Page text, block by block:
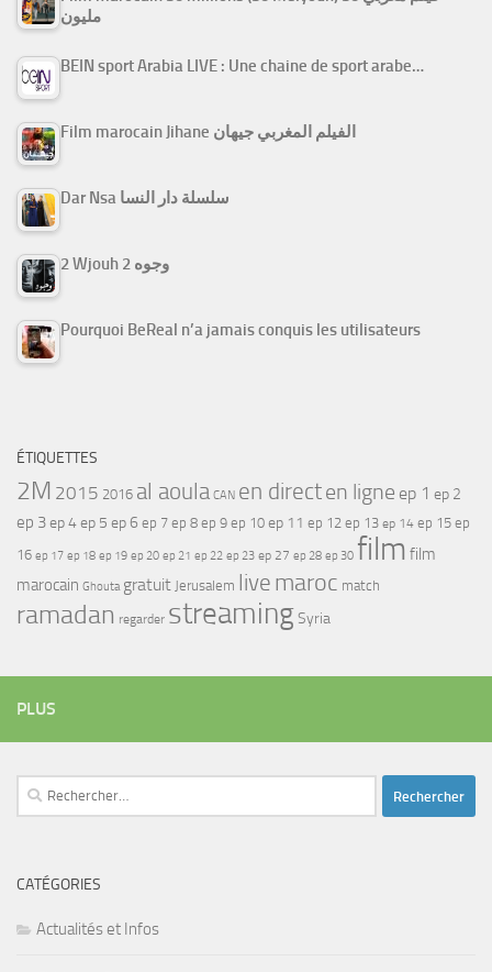
مليون
BEIN sport Arabia LIVE : Une chaine de sport arabe…
Film marocain Jihane الفيلم المغربي جيهان
Dar Nsa سلسلة دار النسا
2 Wjouh 2 وجوه
Pourquoi BeReal n’a jamais conquis les utilisateurs
ÉTIQUETTES
2M 2015 2016 al aoula CAN en directen ligne ep 1 ep 2
ep 3ep 4ep 5 ep 6 ep 7 ep 8 ep 9 ep 10 ep 11 ep 12 ep 13 ep 14 ep 15 ep
16 ep 17 ep 18 ep 19 ep 20 ep 21 ep 22 ep 23 ep 27 ep 28 ep 30 film film
marocain Ghouta gratuit Jerusalem live maroc match
ramadan regarder streamingSyria
PLUS
Rechercher :
CATÉGORIES
Actualités et Infos